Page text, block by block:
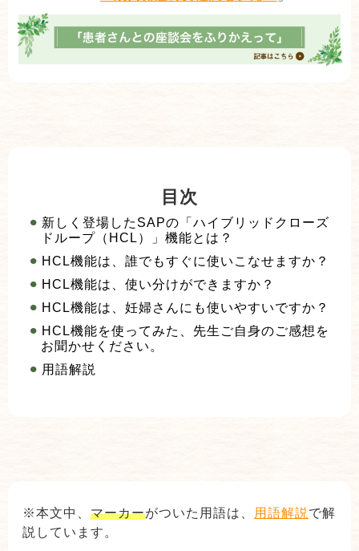
目次
新しく登場したSAPの「ハイブリッドクローズ
ドループ（HCL）」機能とは？
HCL機能は、誰でもすぐに使いこなせますか？
HCL機能は、使い分けができますか？
HCL機能は、妊婦さんにも使いやすいですか？
HCL機能を使ってみた、先生ご自身のご感想を
お聞かせください。
用語解説
※本文中、 マーカーがついた用語は、 用語解説 で解
説しています。